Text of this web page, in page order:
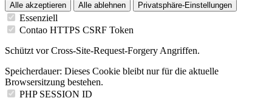
Alle akzeptieren Alle ablehnen Privatsphäre-Einstellungen
Essenziell
Contao HTTPS CSRF Token
Schützt vor Cross-Site-Request-Forgery Angriffen.
Speicherdauer: Dieses Cookie bleibt nur für die aktuelle
Browsersitzung bestehen.
PHP SESSION ID